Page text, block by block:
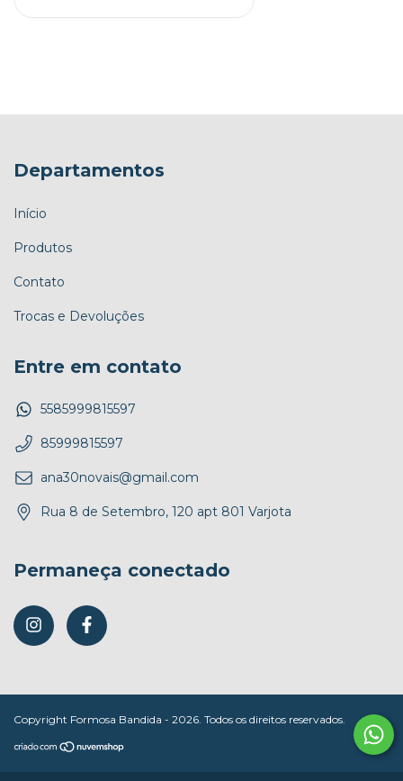
Departamentos
Início
Produtos
Contato
Trocas e Devoluções
Entre em contato
5585999815597
85999815597
ana30novais@gmail.com
Rua 8 de Setembro, 120 apt 801 Varjota
Permaneça conectado
Copyright Formosa Bandida - 2026. Todos os direitos reservados.